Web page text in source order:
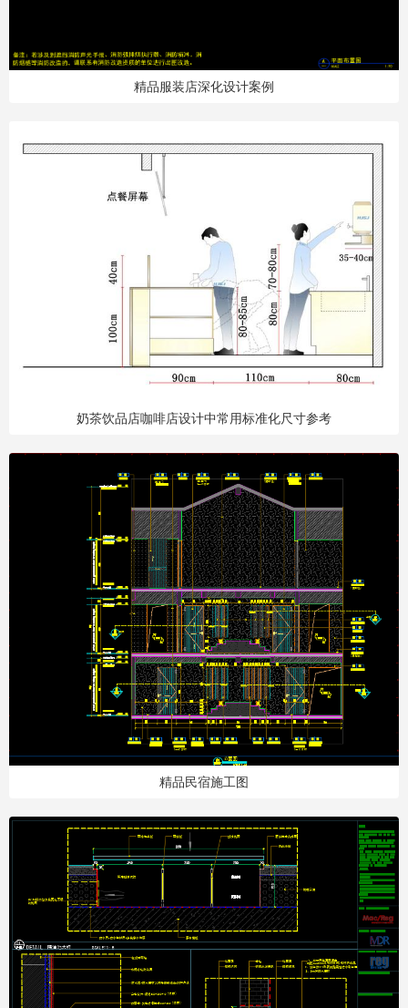
精品服装店深化设计案例
奶茶饮品店咖啡店设计中常用标准化尺寸参考
精品民宿施工图